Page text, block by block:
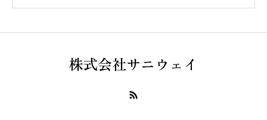
株式会社サニウェイ